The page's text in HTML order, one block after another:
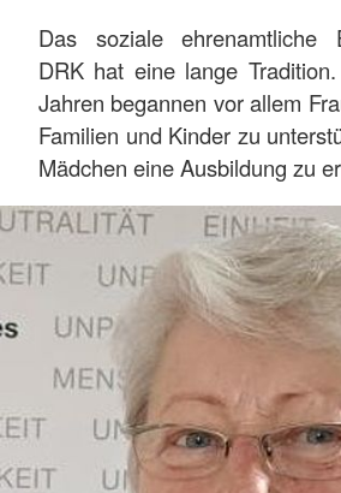
Das soziale ehrenamtliche
DRK hat eine lange
Jahren begannen vor allem
Familien und Kinder zu
Mädchen eine Ausbildung zu